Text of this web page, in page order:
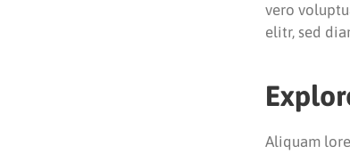
vero
elitr, sed
Aliquam